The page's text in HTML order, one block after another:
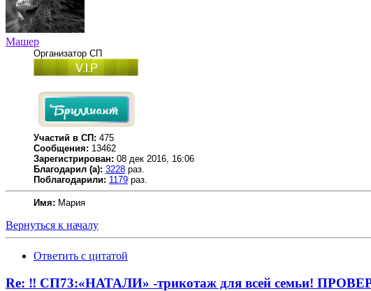
Машер
Организатор СП
Участий в СП: 475
Сообщения: 13462
Зарегистрирован: 08 дек 2016, 16:06
Благодарил (а): 3228 раз.
Поблагодарили: 1179 раз.
Имя: Мария
Вернуться к началу
Ответить с цитатой
Re: ‼ СП73:«НАТАЛИ» -трикотаж для всей семьи!